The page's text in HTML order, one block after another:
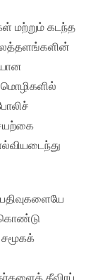
மற்றும் கடந்த
மொழிகளில்
கொண்டு